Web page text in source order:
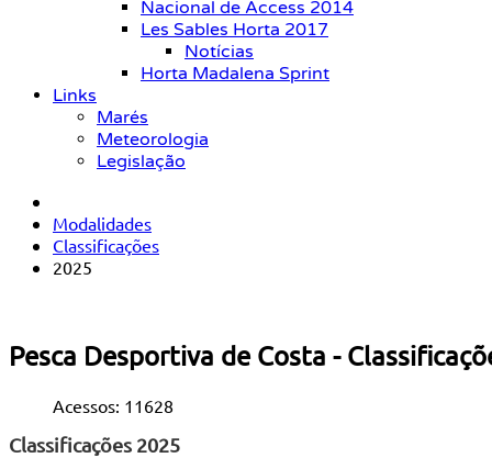
Nacional de Access 2014
Les Sables Horta 2017
Notícias
Horta Madalena Sprint
Links
Marés
Meteorologia
Legislação
Modalidades
Classificações
2025
Pesca Desportiva de Costa -
Acessos: 11628
Classificações 2025